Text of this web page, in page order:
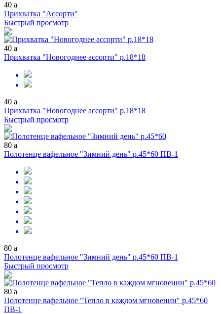
40 a
Прихватка "Ассорти"
Быстрый просмотр
40 a
Прихватка "Новогоднее ассорти" р.18*18
40 a
Прихватка "Новогоднее ассорти" р.18*18
Быстрый просмотр
80 a
Полотенце вафельное "Зимний день" р.45*60 ПВ-1
80 a
Полотенце вафельное "Зимний день" р.45*60 ПВ-1
Быстрый просмотр
80 a
Полотенце вафельное "Тепло в каждом мгновении" р.45*60
ПВ-1